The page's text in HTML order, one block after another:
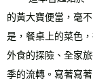
的黃大寶便當，毫
是，餐桌上的菜色
外食的探險、全家
季的流轉。寫著寫